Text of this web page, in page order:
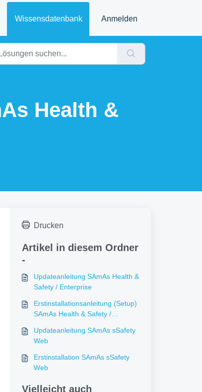
Wissensdatenbank Anmelden
Health &
Drucken
Artikel in diesem Ordner
-
Updateanleitung SAmAs Health &
Safety / Enterprise
Erstinstallationsanleitung (Setup)
SAmAs Health & Safety /
Updateanleitung SAmAs sSafety
Web
Erstinstallation SAmAs sSafety
Web
Vielleicht auch